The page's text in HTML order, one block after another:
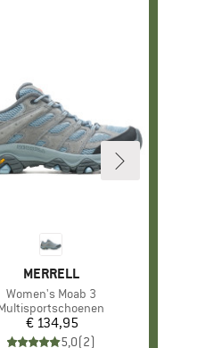
MERK
MERRELL
Artikel
Women's Moab 3
Prijs
€ 134,95
5,0(2)